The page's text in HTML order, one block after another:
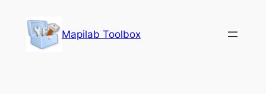
Inhalt
springen
Mapilab Toolbox